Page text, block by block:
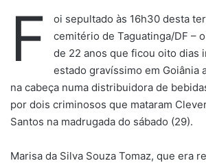
F
oi sepultado às 16h30 desta
cemitério de Taguatinga/DF –
de 22 anos que ficou oito dias
estado gravíssimo em Goiânia
na cabeça numa distribuidora de
por dois criminosos que mataram
Santos na madrugada do sábado (29).
Marisa da Silva Souza Tomaz, que era